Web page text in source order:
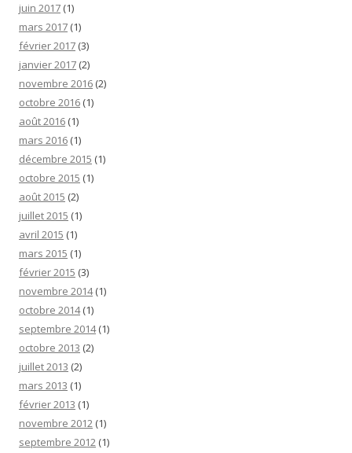
juin 2017 (1)
mars 2017 (1)
février 2017 (3)
janvier 2017 (2)
novembre 2016 (2)
octobre 2016 (1)
août 2016 (1)
mars 2016 (1)
décembre 2015 (1)
octobre 2015 (1)
août 2015 (2)
juillet 2015 (1)
avril 2015 (1)
mars 2015 (1)
février 2015 (3)
novembre 2014(1)
octobre 2014(1)
septembre 2014(1)
octobre 2013 (2)
juillet 2013 (2)
mars 2013 (1)
février 2013 (1)
novembre 2012 (1)
septembre 2012 (1)